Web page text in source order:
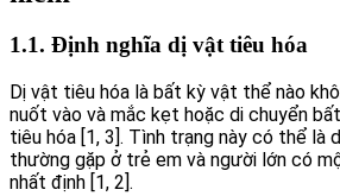
1.1. Định nghĩa dị vật tiêu hóa
Dị vật tiêu hóa là bất kỳ vật thể nào
nuốt vào và mắc kẹt hoặc di chuyển
tiêu hóa [1, 3]. Tình trạng này có thể là
thường gặp ở trẻ em và người lớn có
nhất định [1, 2].